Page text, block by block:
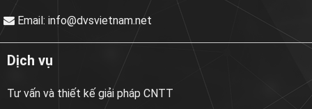
Email: info@dvsvietnam.net
Dịch vụ
Tư vấn và thiết kế giải pháp CNTT